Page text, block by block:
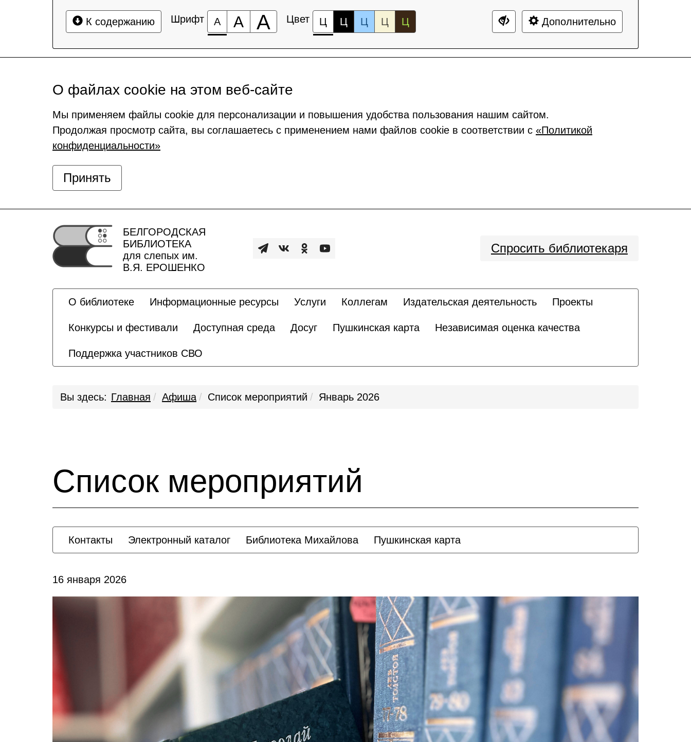
К содержанию Шрифт А А А Цвет Ц Ц Ц Ц Ц Дополнительно
О файлах cookie на этом веб-сайте
Мы применяем файлы cookie для персонализации и повышения удобства пользования нашим сайтом.
Продолжая просмотр сайта, вы соглашаетесь с применением нами файлов cookie в соответствии с «Политикой
конфиденциальности»
Принять
БЕЛГОРОДСКАЯ
БИБЛИОТЕКА
для слепых им.
В.Я. ЕРОШЕНКО
Спросить библиотекаря
О библиотеке Информационные ресурсы Услуги Коллегам Издательская деятельность Проекты
Конкурсы и фестивали Доступная среда Досуг Пушкинская карта Независимая оценка качества
Поддержка участников СВО
Вы здесь: Главная Афиша Список мероприятий Январь 2026
Список мероприятий
Контакты Электронный каталог Библиотека Михайлова Пушкинская карта
16 января 2026